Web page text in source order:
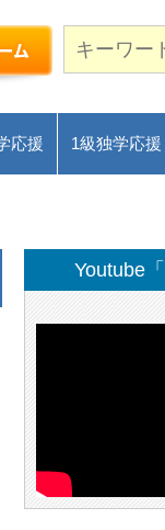
短期合格に導く
ご相談フォ
応援 1級独学応援
Youtube